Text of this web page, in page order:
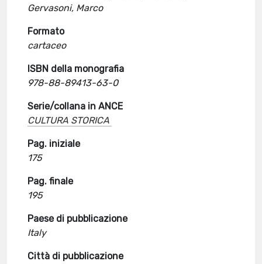
Gervasoni, Marco
Formato
cartaceo
ISBN della monografia
978-88-89413-63-0
Serie/collana in ANCE
CULTURA STORICA
Pag. iniziale
175
Pag. finale
195
Paese di pubblicazione
Italy
Città di pubblicazione